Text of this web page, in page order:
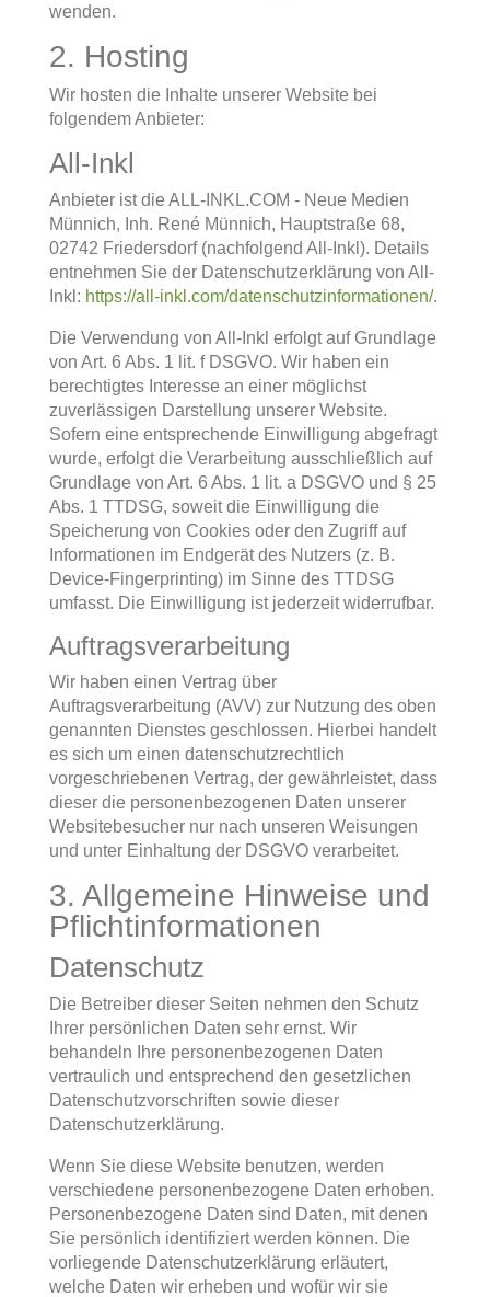
wenden.
2. Hosting
Wir hosten die Inhalte unserer Website bei
folgendem Anbieter:
All-Inkl
Anbieter ist die ALL-INKL.COM - Neue Medien
Münnich, Inh. René Münnich, Hauptstraße 68,
02742 Friedersdorf (nachfolgend All-Inkl). Details
entnehmen Sie der Datenschutzerklärung von All-
Inkl: https://all-inkl.com/datenschutzinformationen/.
Die Verwendung von All-Inkl erfolgt auf Grundlage
von Art. 6 Abs. 1 lit. f DSGVO. Wir haben ein
berechtigtes Interesse an einer möglichst
zuverlässigen Darstellung unserer Website.
Sofern eine entsprechende Einwilligung abgefragt
wurde, erfolgt die Verarbeitung ausschließlich auf
Grundlage von Art. 6 Abs. 1 lit. a DSGVO und § 25
Abs. 1 TTDSG, soweit die Einwilligung die
Speicherung von Cookies oder den Zugriff auf
Informationen im Endgerät des Nutzers (z. B.
Device-Fingerprinting) im Sinne des TTDSG
umfasst. Die Einwilligung ist jederzeit widerrufbar.
Auftragsverarbeitung
Wir haben einen Vertrag über
Auftragsverarbeitung (AVV) zur Nutzung des oben
genannten Dienstes geschlossen. Hierbei handelt
es sich um einen datenschutzrechtlich
vorgeschriebenen Vertrag, der gewährleistet, dass
dieser die personenbezogenen Daten unserer
Websitebesucher nur nach unseren Weisungen
und unter Einhaltung der DSGVO verarbeitet.
3. Allgemeine Hinweise und
Pflicht­informationen
Datenschutz
Die Betreiber dieser Seiten nehmen den Schutz
Ihrer persönlichen Daten sehr ernst. Wir
behandeln Ihre personenbezogenen Daten
vertraulich und entsprechend den gesetzlichen
Datenschutzvorschriften sowie dieser
Datenschutzerklärung.
Wenn Sie diese Website benutzen, werden
verschiedene personenbezogene Daten erhoben.
Personenbezogene Daten sind Daten, mit denen
Sie persönlich identifiziert werden können. Die
vorliegende Datenschutzerklärung erläutert,
welche Daten wir erheben und wofür wir sie